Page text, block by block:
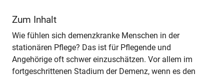
Zum Inhalt
Wie fühlen sich demenzkranke Menschen in der
stationären Pflege? Das ist für Pflegende und
Angehörige oft schwer einzuschätzen. Vor allem im
fortgeschrittenen Stadium der Demenz, wenn es den